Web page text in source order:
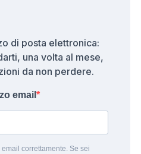
di posta elettronica:
una volta al mese,
da non perdere.
email
correttamente. Se sei